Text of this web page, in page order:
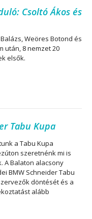
Csoltó Ákos és
Weöres Botond és
után, 8 nemzet 20
elsők.
Tabu Kupa
a Tabu Kupa
szeretnénk mi is
A Balaton alacsony
BMW Schneider Tabu
döntését és a
alább